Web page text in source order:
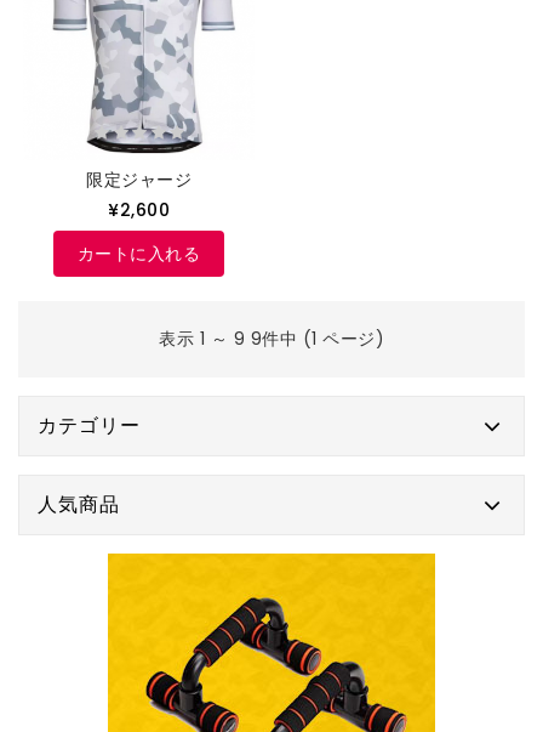
限定ジャージ
¥2,600
カートに入れる
表示 1 ～ 9 9件中 (1 ページ)
カテゴリー
人気商品